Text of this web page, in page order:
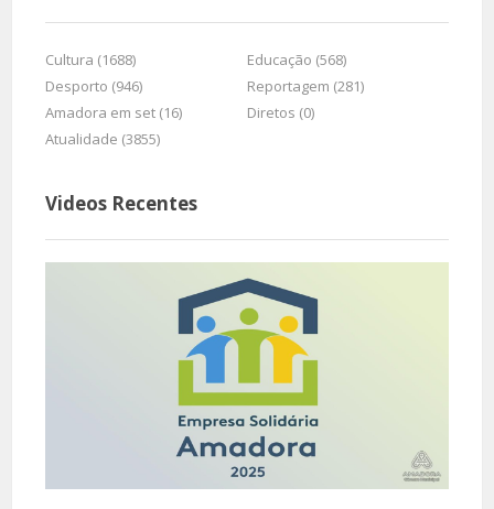
Cultura (1688)
Educação (568)
Desporto (946)
Reportagem (281)
Amadora em set (16)
Diretos (0)
Atualidade (3855)
Videos Recentes